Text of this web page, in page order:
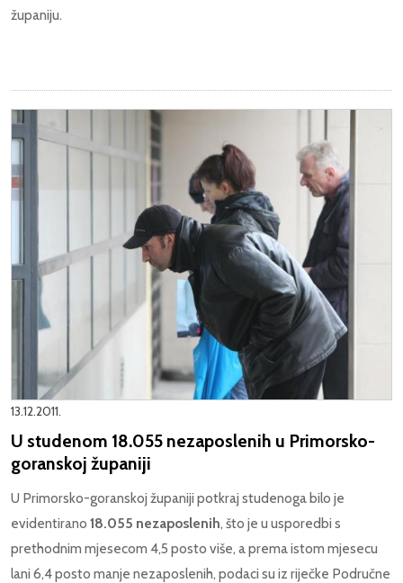
županiju.
13.12.2011.
U studenom 18.055 nezaposlenih u Primorsko-
goranskoj županiji
U Primorsko-goranskoj županiji potkraj studenoga bilo je
evidentirano 18.055 nezaposlenih, što je u usporedbi s
prethodnim mjesecom 4,5 posto više, a prema istom mjesecu
lani 6,4 posto manje nezaposlenih, podaci su iz riječke Područne